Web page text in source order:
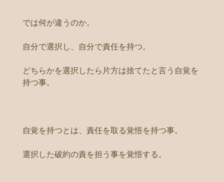
では何が違うのか。
自分で選択し、自分で責任を持つ。
どちらかを選択したら片方は捨てたと言う自覚を
持つ事。
自覚を持つとは、責任を取る覚悟を持つ事。
選択した破約の責を担う事を覚悟する。